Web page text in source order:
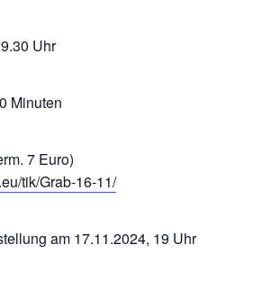
Uhr
Minuten
7 Euro)
tik/Grab-16-11/
am 17.11.2024, 19 Uhr